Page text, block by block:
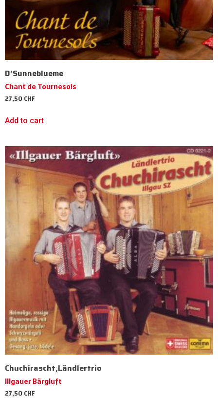
D'Sunneblueme
Chant de Tournesols
27,50CHF
Add to cart
Chuchirascht,Ländlertrio
Illgauer Bärgluft
27,50CHF